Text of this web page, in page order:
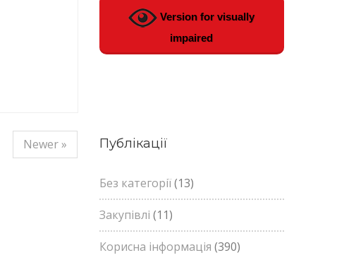
Newer »
Version for visually
impaired
Публікації
Без категорії(13)
Закупівлі (11)
Корисна інформація (390)